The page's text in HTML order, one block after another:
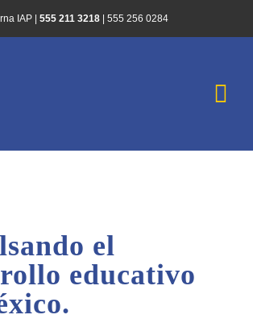
IAP | 555 211 3218| 555 256 0284
Inicio
el
educativo